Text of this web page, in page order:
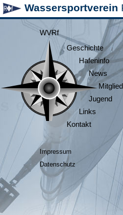
Wassersportverein
WVRf
Geschichte
Hafeninfo
News
Jugend
Links
Kontakt
Impressum
Datenschutz